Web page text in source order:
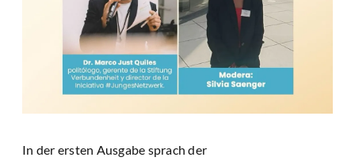
In der ersten Ausgabe sprach der